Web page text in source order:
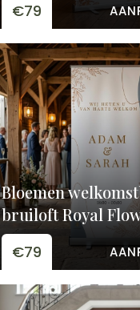
€79
Bloemen
bruiloft Royal
€79